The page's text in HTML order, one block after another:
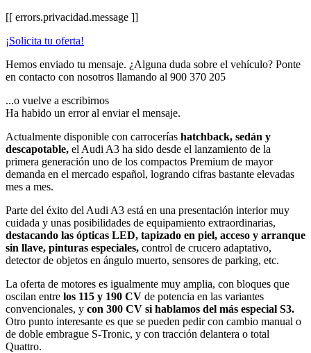
[[ errors.privacidad.message ]]
¡Solicita tu oferta!
Hemos enviado tu mensaje. ¿Alguna duda sobre el vehículo? Ponte
en contacto con nosotros llamando al 900 370 205
...o vuelve a escribirnos
Ha habido un error al enviar el mensaje.
Actualmente disponible con carrocerías hatchback, sedán y
descapotable, el Audi A3 ha sido desde el lanzamiento de la
primera generación uno de los compactos Premium de mayor
demanda en el mercado español, logrando cifras bastante elevadas
mes a mes.
Parte del éxito del Audi A3 está en una presentación interior muy
cuidada y unas posibilidades de equipamiento extraordinarias,
destacando las ópticas LED, tapizado en piel, acceso y arranque
sin llave, pinturas especiales, control de crucero adaptativo,
detector de objetos en ángulo muerto, sensores de parking, etc.
La oferta de motores es igualmente muy amplia, con bloques que
oscilan entre los 115 y 190 CV de potencia en las variantes
convencionales, y con 300 CV si hablamos del más especial S3.
Otro punto interesante es que se pueden pedir con cambio manual o
de doble embrague S-Tronic, y con tracción delantera o total
Quattro.